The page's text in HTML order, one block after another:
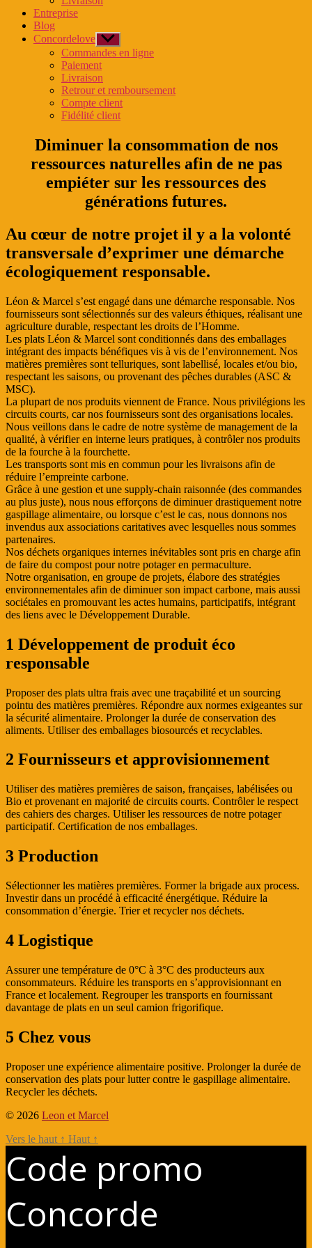
Entreprise
Blog
Concordelove Afficher
le
sous-
menu
Commandes en ligne
Paiement
Livraison
Retrour et remboursement
Compte client
Fidélité client
Diminuer la consommation de nos
ressources naturelles afin de ne pas
empiéter sur les ressources des
générations futures.
Au cœur de notre projet il y a la volonté
transversale d’exprimer une démarche
écologiquement responsable.
Léon & Marcel s’est engagé dans une démarche responsable. Nos
fournisseurs sont sélectionnés sur des valeurs éthiques, réalisant une
agriculture durable, respectant les droits de l’Homme.
Les plats Léon & Marcel sont conditionnés dans des emballages
intégrant des impacts bénéfiques vis à vis de l’environnement. Nos
matières premières sont telluriques, sont labellisé, locales et/ou bio,
respectant les saisons, ou provenant des pêches durables (ASC &
MSC).
La plupart de nos produits viennent de France. Nous privilégions les
circuits courts, car nos fournisseurs sont des organisations locales.
Nous veillons dans le cadre de notre système de management de la
qualité, à vérifier en interne leurs pratiques, à contrôler nos produits
de la fourche à la fourchette.
Les transports sont mis en commun pour les livraisons afin de
réduire l’empreinte carbone.
Grâce à une gestion et une supply-chain raisonnée (des commandes
au plus juste), nous nous efforçons de diminuer drastiquement notre
gaspillage alimentaire, ou lorsque c’est le cas, nous donnons nos
invendus aux associations caritatives avec lesquelles nous sommes
partenaires.
Nos déchets organiques internes inévitables sont pris en charge afin
de faire du compost pour notre potager en permaculture.
Notre organisation, en groupe de projets, élabore des stratégies
environnementales afin de diminuer son impact carbone, mais aussi
sociétales en promouvant les actes humains, participatifs, intégrant
des liens avec le Développement Durable.
1 Développement de produit éco
responsable
Proposer des plats ultra frais avec une traçabilité et un sourcing
pointu des matières premières. Répondre aux normes exigeantes sur
la sécurité alimentaire. Prolonger la durée de conservation des
aliments. Utiliser des emballages biosourcés et recyclables.
2 Fournisseurs et approvisionnement
Utiliser des matières premières de saison, françaises, labélisées ou
Bio et provenant en majorité de circuits courts. Contrôler le respect
des cahiers des charges. Utiliser les ressources de notre potager
participatif. Certification de nos emballages.
3 Production
Sélectionner les matières premières. Former la brigade aux process.
Investir dans un procédé à efficacité énergétique. Réduire la
consommation d’énergie. Trier et recycler nos déchets.
4 Logistique
Assurer une température de 0°C à 3°C des producteurs aux
consommateurs. Réduire les transports en s’approvisionnant en
France et localement. Regrouper les transports en fournissant
davantage de plats en un seul camion frigorifique.
5 Chez vous
Proposer une expérience alimentaire positive. Prolonger la durée de
conservation des plats pour lutter contre le gaspillage alimentaire.
Recycler les déchets.
© 2026 Leon et Marcel
Vers le haut ↑ Haut ↑
Code promo
Concorde